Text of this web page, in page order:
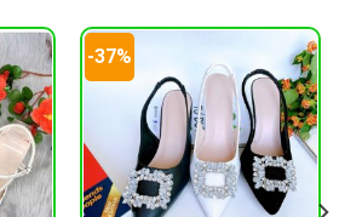
-37%